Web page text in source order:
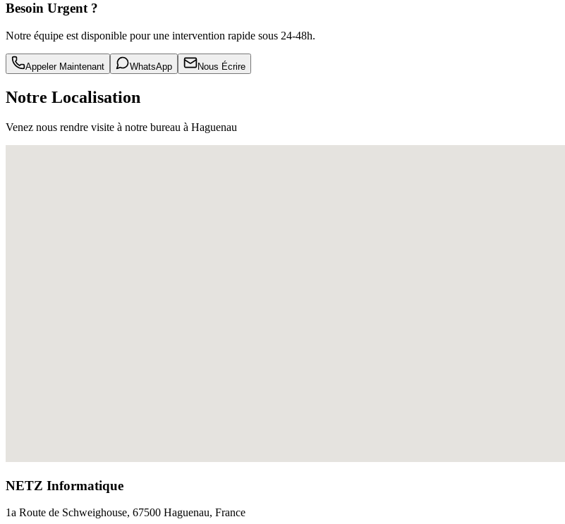
Besoin Urgent ?
Notre équipe est disponible pour une intervention rapide sous 24-48h.
Appeler Maintenant WhatsApp Nous Écrire
Notre Localisation
Venez nous rendre visite à notre bureau à Haguenau
NETZ Informatique
1a Route de Schweighouse, 67500 Haguenau, France